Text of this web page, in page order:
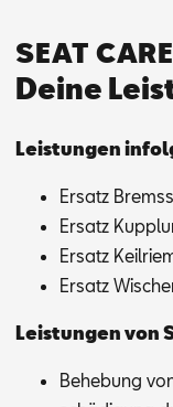
SEAT
Deine
Leis­tun­gen
Er­satz
Er­satz
Er­satz
Er­satz
Leis­tun­gen von
Be­he­bung